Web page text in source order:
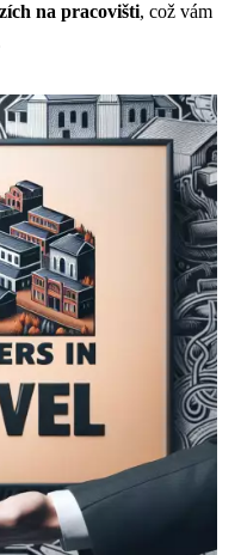
na pracovišti, což vám